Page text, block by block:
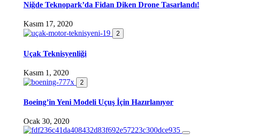
Niğde Teknopark’da Fidan Diken Drone Tasarlandı!
Kasım 17, 2020
2
Uçak Teknisyenliği
Kasım 1, 2020
2
Boeing’in Yeni Modeli Uçuş İçin Hazırlanıyor
Ocak 30, 2020